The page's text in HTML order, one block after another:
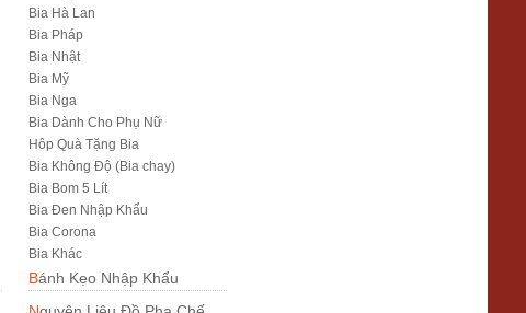
Bia Hà Lan
Bia Pháp
Bia Nhật
Bia Mỹ
Bia Nga
Bia Dành Cho Phụ Nữ
Hôp Quà Tặng Bia
Bia Không Độ (Bia chay)
Bia Bom 5 Lít
Bia Đen Nhập Khẩu
Bia Corona
Bia Khác
Bánh Kẹo Nhập Khẩu